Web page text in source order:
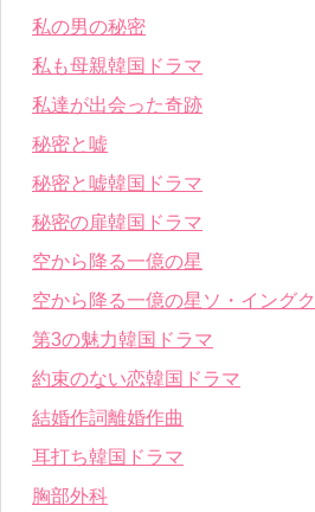
私の男の秘密
私も母親韓国ドラマ
私達が出会った奇跡
秘密と嘘
秘密と嘘韓国ドラマ
秘密の扉韓国ドラマ
空から降る一億の星
空から降る一億の星ソ・イングク
第3の魅力韓国ドラマ
約束のない恋韓国ドラマ
結婚作詞離婚作曲
耳打ち韓国ドラマ
胸部外科